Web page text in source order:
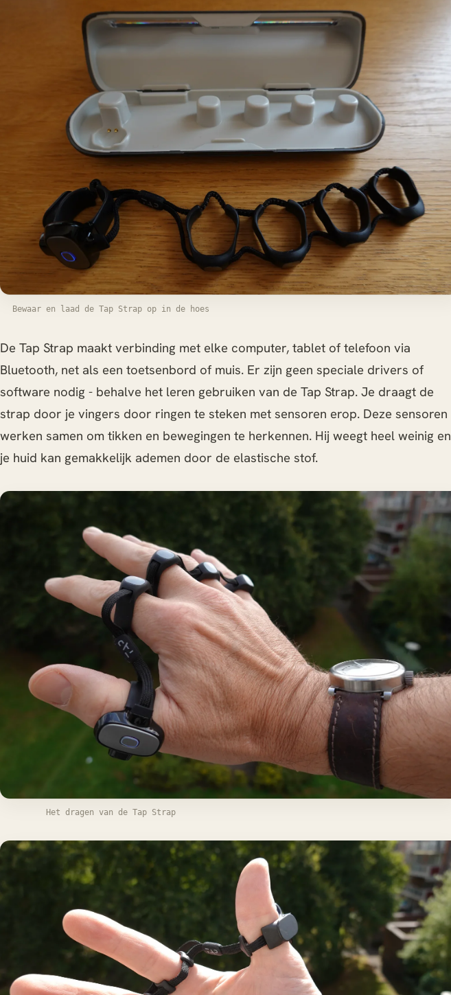
Bewaar en laad de Tap Strap op in de hoes
De Tap Strap maakt verbinding met elke computer, tablet of telefoon via
Bluetooth, net als een toetsenbord of muis. Er zijn geen speciale drivers of
software nodig - behalve het leren gebruiken van de Tap Strap. Je draagt de
strap door je vingers door ringen te steken met sensoren erop. Deze sensoren
werken samen om tikken en bewegingen te herkennen. Hij weegt heel weinig en
je huid kan gemakkelijk ademen door de elastische stof.
Het dragen van de Tap Strap